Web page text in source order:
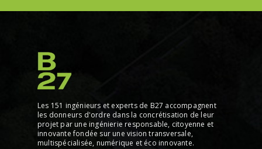
Les 151 ingénieurs et experts de B27 accompagnent
les donneurs d'ordre dans la concrétisation de leur
projet par une ingénierie responsable, citoyenne et
innovante fondée sur une vision transversale,
multispécialisée, numérique et éco innovante.